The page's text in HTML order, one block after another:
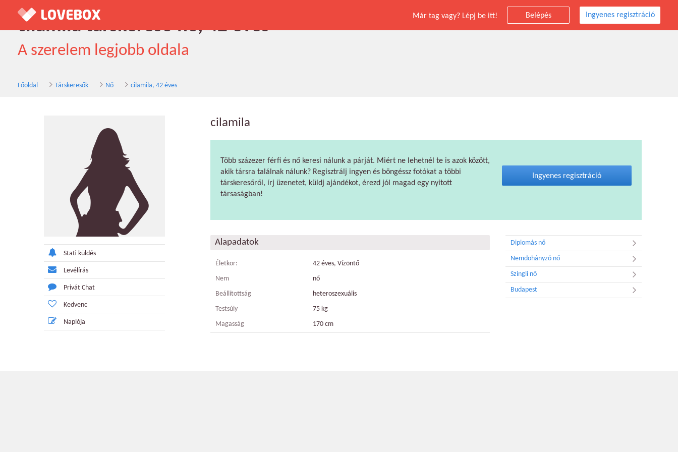
Már tag vagy? Lépj be itt! Belépés Ingyenes regisztráció
cilamila társkereső nő, 42 éves
A szerelem legjobb oldala
Főoldal Társkeresők Nő cilamila, 42 éves
Stati küldés
Levélírás
Privát Chat
Kedvenc
Naplója
cilamila
Több százezer férfi és nő keresi nálunk a párját. Miért ne lehetnél te is azok között,
akik társra találnak nálunk? Regisztrálj ingyen és böngéssz fotókat a többi
társkeresőről, írj üzenetet, küldj ajándékot, érezd jól magad egy nyitott
társaságban!
Ingyenes regisztráció
Alapadatok
Életkor:
42 éves, Vízöntő
Nem
nő
Beállítottság
heteroszexuális
Testsúly
75 kg
Magasság
170 cm
Diplomás nő
Nemdohányzó nő
Szingli nő
Budapest